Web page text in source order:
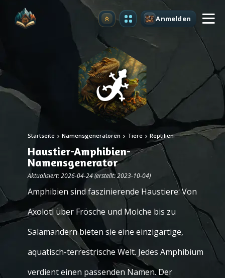
Upgrade Anmelden
Startseite Namensgeneratoren Tiere Reptilien
Haustier-Amphibien-
Namensgenerator
Aktualisiert: 2026-04-24 (erstellt: 2023-10-04)
Amphibien sind faszinierende Haustiere: Von
Axolotl über Frösche und Molche bis zu
Salamandern bieten sie eine einzigartige,
aquatisch-terrestrische Welt. Jedes Amphibium
verdient einen passenden Namen. Der